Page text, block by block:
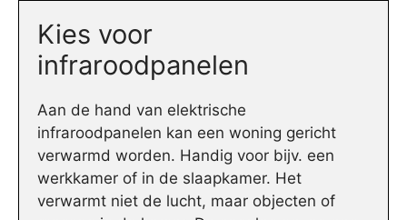
Kies voor
infraroodpanelen
Aan de hand van elektrische
infraroodpanelen kan een woning gericht
verwarmd worden. Handig voor bijv. een
werkkamer of in de slaapkamer. Het
verwarmt niet de lucht, maar objecten of